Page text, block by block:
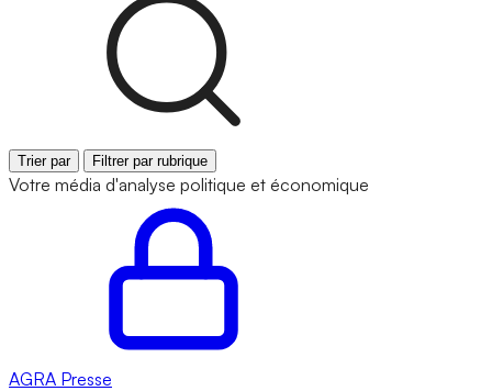
Trier par Filtrer par rubrique
Votre média d'analyse politique et économique
AGRA Presse